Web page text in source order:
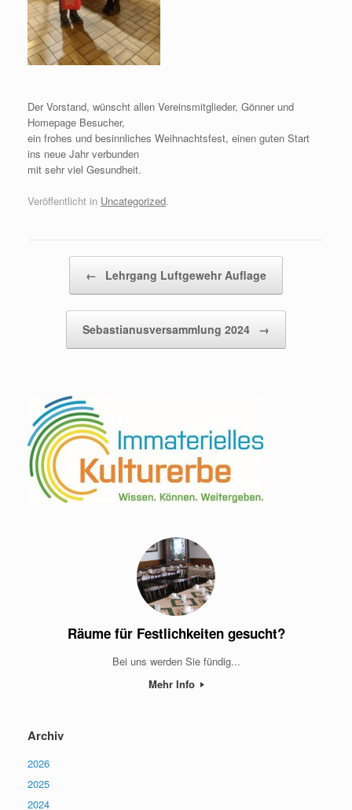
Der Vorstand, wünscht allen Vereinsmitglieder, Gönner und
Homepage Besucher,
ein frohes und besinnliches Weihnachtsfest, einen guten Start
ins neue Jahr verbunden
mit sehr viel Gesundheit.
Veröffentlicht in Uncategorized.
← Lehrgang Luftgewehr Auflage
Sebastianusversammlung 2024 →
Räume für Festlichkeiten gesucht?
Bei uns werden Sie fündig...
Mehr Info
Archiv
2026
2025
2024